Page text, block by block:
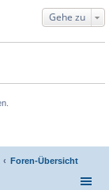
Gehe zu
Foren-Übersicht